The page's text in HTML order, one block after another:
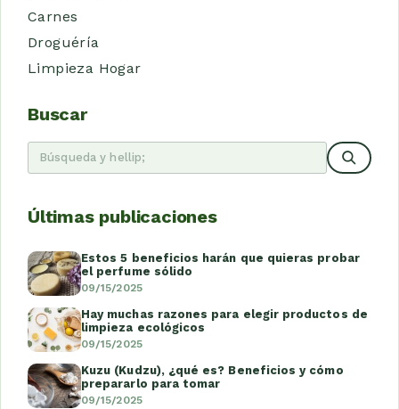
Carnes
Droguéría
Limpieza Hogar
Buscar
Últimas publicaciones
Estos 5 beneficios harán que quieras probar
el perfume sólido
09/15/2025
Hay muchas razones para elegir productos de
limpieza ecológicos
09/15/2025
Kuzu (Kudzu), ¿qué es? Beneficios y cómo
prepararlo para tomar
09/15/2025